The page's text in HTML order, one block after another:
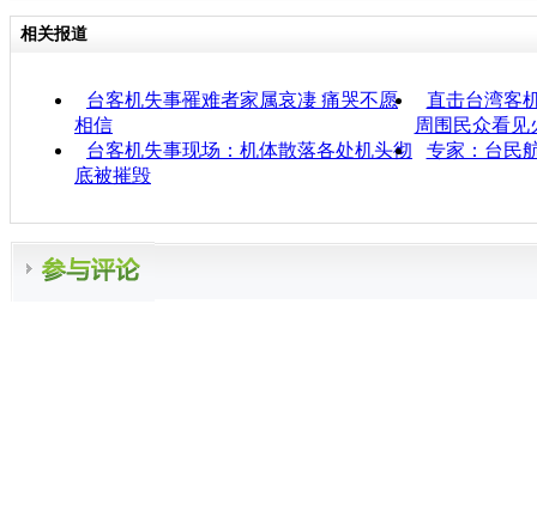
相关报道
台客机失事罹难者家属哀凄 痛哭不愿
相信
直击台湾客
周围民众看见
台客机失事现场：机体散落各处机头彻
底被摧毁
专家：台民